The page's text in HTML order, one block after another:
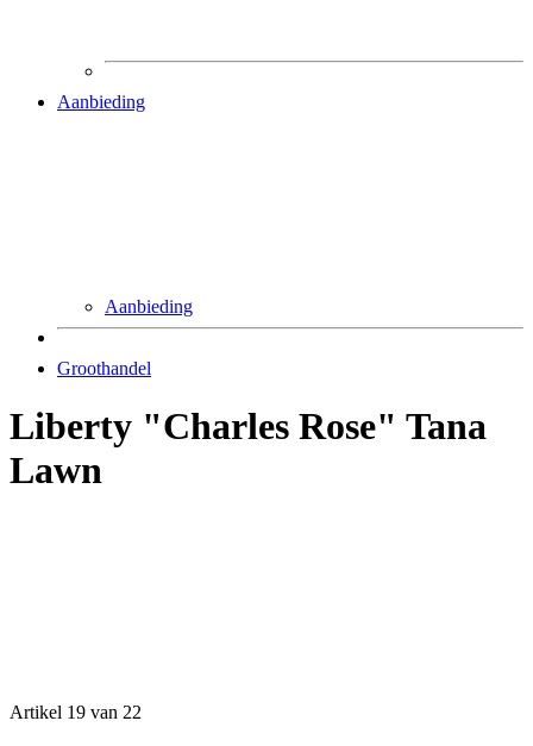
Aanbieding
Aanbieding
Groothandel
Liberty "Charles Rose" Tana
Lawn
Artikel 19 van 22